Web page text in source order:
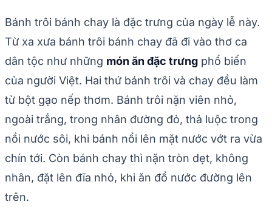
Bánh trôi bánh chay là đặc trưng của ngày lễ này.
Từ xa xưa bánh trôi bánh chay đã đi vào thơ ca
dân tộc như những món ăn đặc trưng phổ biến
của người Việt. Hai thứ bánh trôi và chay đều làm
từ bột gạo nếp thơm. Bánh trôi nặn viên nhỏ,
ngoài trắng, trong nhân đường đỏ, thả luộc trong
nồi nước sôi, khi bánh nổi lên mặt nước vớt ra vừa
chín tới. Còn bánh chay thì nặn tròn dẹt, không
nhân, đặt lên đĩa nhỏ, khi ăn đổ nước đường lên
trên.